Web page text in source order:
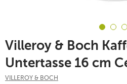
Villeroy & Boch
Untertasse 16 cm
VILLEROY & BOCH